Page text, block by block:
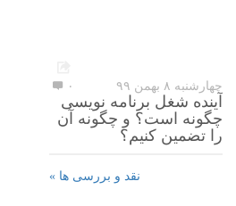
چهارشنبه ۸ بهمن ۹۹ ۰
آینده شغل برنامه نویسی
چگونه است؟ و چگونه آن
را تضمین کنیم؟
نقد و بررسی ها »